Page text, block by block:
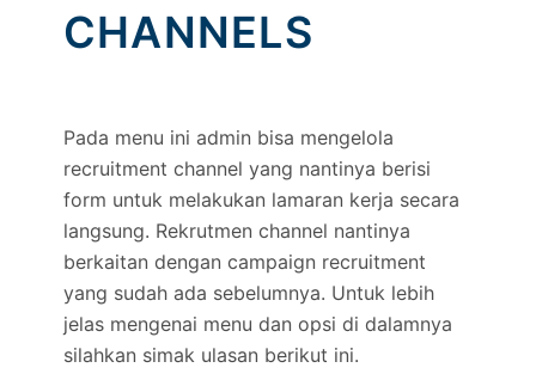
CHANNELS
Pada menu ini admin bisa mengelola
recruitment channel yang nantinya berisi
form untuk melakukan lamaran kerja secara
langsung. Rekrutmen channel nantinya
berkaitan dengan campaign recruitment
yang sudah ada sebelumnya. Untuk lebih
jelas mengenai menu dan opsi di dalamnya
silahkan simak ulasan berikut ini.